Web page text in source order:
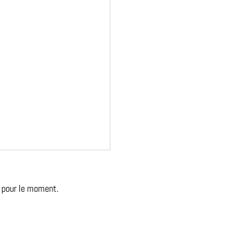
le moment.